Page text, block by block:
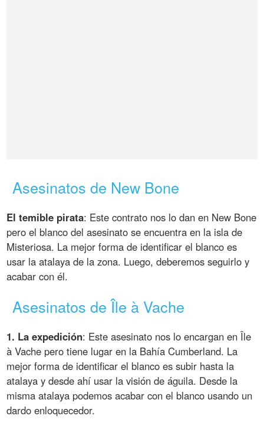
Asesinatos de New Bone
El temible pirata: Este contrato nos lo dan en New Bone
pero el blanco del asesinato se encuentra en la isla de
Misteriosa. La mejor forma de identificar el blanco es
usar la atalaya de la zona. Luego, deberemos seguirlo y
acabar con él.
Asesinatos de Île à Vache
1. La expedición: Este asesinato nos lo encargan en Île
à Vache pero tiene lugar en la Bahía Cumberland. La
mejor forma de identificar el blanco es subir hasta la
atalaya y desde ahí usar la visión de águila. Desde la
misma atalaya podemos acabar con el blanco usando un
dardo enloquecedor.